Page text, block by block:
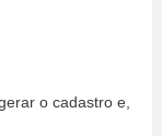
o cadastro e,